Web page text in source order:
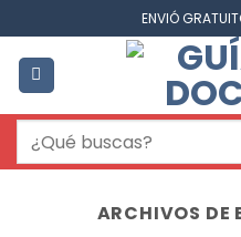
al
contenido
ENVIÓ
Buscar
por:
ARCHIVOS DE